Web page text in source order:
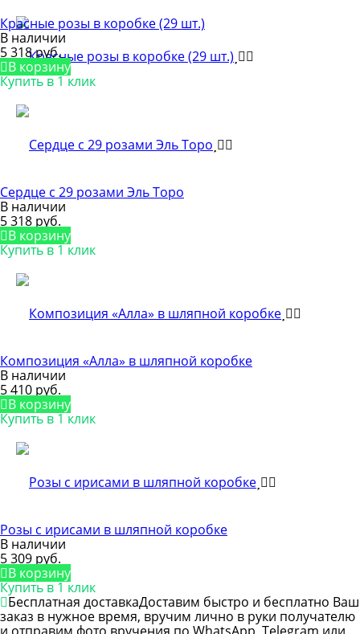
Красные розы в коробке (29 шт.)
В наличии
5 318 руб.
В корзину
Купить в 1 клик
Сердце с 29 розами Эль Торо
В наличии
5 318 руб.
В корзину
Купить в 1 клик
Композиция «Алла» в шляпной коробке
В наличии
5 410 руб.
В корзину
Купить в 1 клик
Розы с ирисами в шляпной коробке
В наличии
5 309 руб.
В корзину
Купить в 1 клик
Бесплатная доставкаДоставим быстро и бесплатно Ваш
заказ в нужное время, вручим лично в руки получателю